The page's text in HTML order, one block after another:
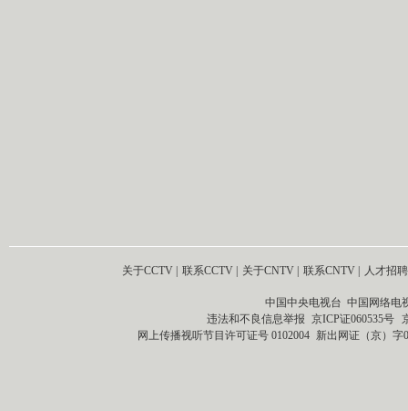
关于CCTV | 联系CCTV | 关于CNTV | 联系CNTV | 人才招聘
中国中央电视台 中国网络电
违法和不良信息举报 京ICP证060535号
网上传播视听节目许可证号 0102004 新出网证（京）